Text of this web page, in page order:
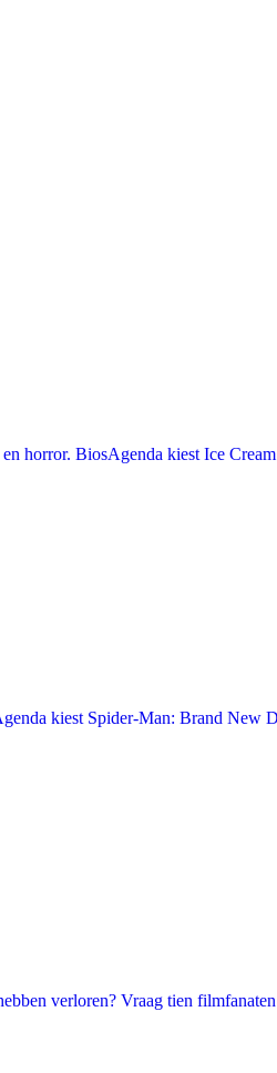
horror. BiosAgenda kiest Ice
kiest Spider-Man: Brand
verloren? Vraag tien